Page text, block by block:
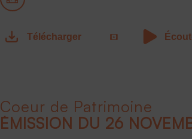
Télécharger
Coeur de Patrimoine
ÉMISSION DU 26